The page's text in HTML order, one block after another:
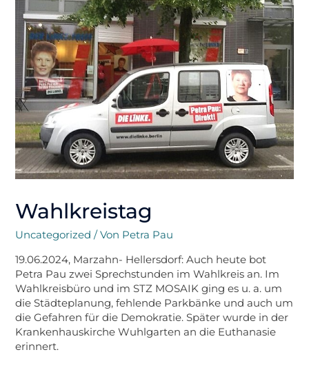
Wahlkreistag
Uncategorized / Von Petra Pau
19.06.2024, Marzahn- Hellersdorf: Auch heute bot
Petra Pau zwei Sprechstunden im Wahlkreis an. Im
Wahlkreisbüro und im STZ MOSAIK ging es u. a. um
die Städteplanung, fehlende Parkbänke und auch um
die Gefahren für die Demokratie. Später wurde in der
Krankenhauskirche Wuhlgarten an die Euthanasie
erinnert.